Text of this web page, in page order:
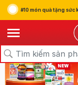
#10 món quà tặng sức